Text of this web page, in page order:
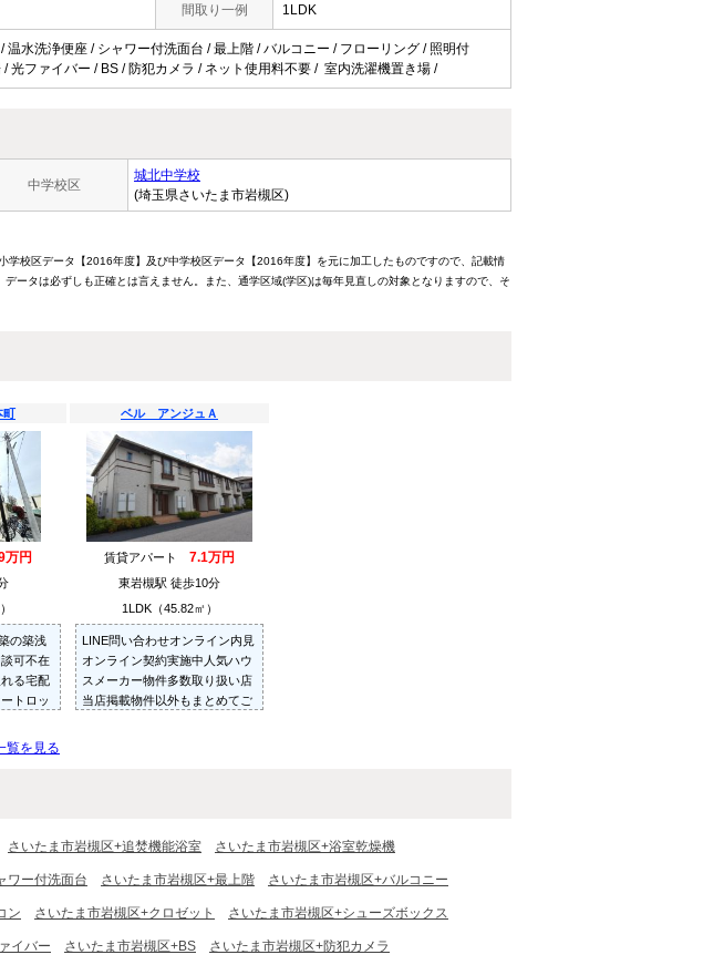
間取り一例 1LDK
水洗浄便座 / シャワー付洗面台 / 最上階 / バルコニー / フローリング / 照明付
光ファイバー / BS / 防犯カメラ / ネット使用料不要 / 室内洗濯機置き場 /
中学校区
城北中学校
(埼玉県さいたま市岩槻区)
校区データ【2016年度】及び中学校区データ【2016年度】を元に加工したものですので、記載情
ータは必ずしも正確とは言えません。また、通学区域(学区)は毎年見直しの対象となりますので、そ
町
万円
の築浅
可不在
る宅配
トロッ
ベル アンジュＡ
賃貸アパート 7.1万円
東岩槻駅 徒歩10分
1LDK（45.82㎡）
LINE問い合わせオンライン内見
オンライン契約実施中人気ハウ
スメーカー物件多数取り扱い店
当店掲載物件以外もまとめてご
覧を見る
さいたま市岩槻区+追焚機能浴室 さいたま市岩槻区+浴室乾燥機
ワー付洗面台 さいたま市岩槻区+最上階 さいたま市岩槻区+バルコニー
ン さいたま市岩槻区+クロゼット さいたま市岩槻区+シューズボックス
イバー さいたま市岩槻区+BS さいたま市岩槻区+防犯カメラ